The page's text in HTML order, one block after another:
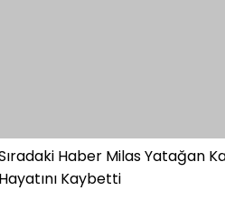
Haber Milas Yatağan
Kaybetti